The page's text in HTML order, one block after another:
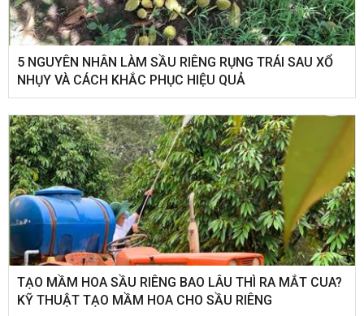
5 NGUYÊN NHÂN LÀM SẦU RIÊNG RỤNG TRÁI SAU XỔ
NHỤY VÀ CÁCH KHẮC PHỤC HIỆU QUẢ
TẠO MẦM HOA SẦU RIÊNG BAO LÂU THÌ RA MẮT CUA?
KỸ THUẬT TẠO MẦM HOA CHO SẦU RIÊNG